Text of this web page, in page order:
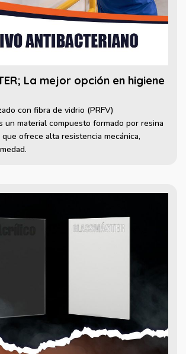
La mejor opción en higiene
con fibra de vidrio (PRFV)
un material compuesto formado por resina
ofrece alta resistencia mecánica,